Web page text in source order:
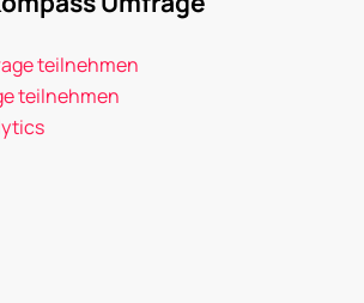
teilnehmen
teilnehmen